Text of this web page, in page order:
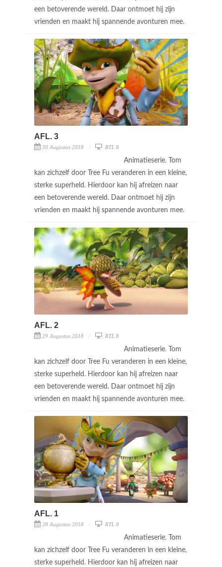
een betoverende wereld. Daar ontmoet hij zijn
vrienden en maakt hij spannende avonturen mee.
AFL. 3
30 Augustus 2018 RTL 8
Animatieserie. Tom
kan zichzelf door Tree Fu veranderen in een kleine,
sterke superheld. Hierdoor kan hij afreizen naar
een betoverende wereld. Daar ontmoet hij zijn
vrienden en maakt hij spannende avonturen mee.
AFL. 2
29 Augustus 2018 RTL 8
Animatieserie. Tom
kan zichzelf door Tree Fu veranderen in een kleine,
sterke superheld. Hierdoor kan hij afreizen naar
een betoverende wereld. Daar ontmoet hij zijn
vrienden en maakt hij spannende avonturen mee.
AFL. 1
28 Augustus 2018 RTL 8
Animatieserie. Tom
kan zichzelf door Tree Fu veranderen in een kleine,
sterke superheld. Hierdoor kan hij afreizen naar